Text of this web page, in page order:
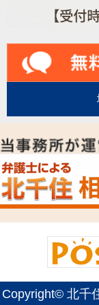
Copyright© 北千